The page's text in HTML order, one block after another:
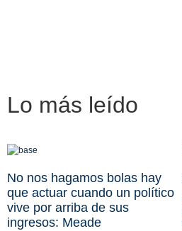
Lo más leído
No nos hagamos bolas hay
que actuar cuando un político
vive por arriba de sus
ingresos: Meade